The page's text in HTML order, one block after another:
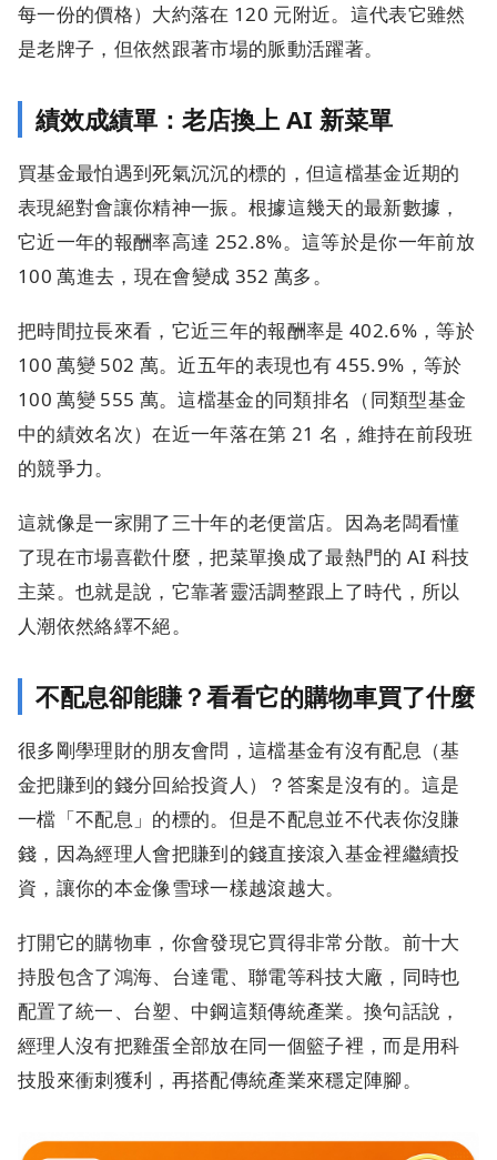
每一份的價格）大約落在 120 元附近。這代表它雖然
是老牌子，但依然跟著市場的脈動活躍著。
績效成績單：老店換上 AI 新菜單
買基金最怕遇到死氣沉沉的標的，但這檔基金近期的
表現絕對會讓你精神一振。根據這幾天的最新數據，
它近一年的報酬率高達 252.8%。這等於是你一年前放
100 萬進去，現在會變成 352 萬多。
把時間拉長來看，它近三年的報酬率是 402.6%，等於
100 萬變 502 萬。近五年的表現也有 455.9%，等於
100 萬變 555 萬。這檔基金的同類排名（同類型基金
中的績效名次）在近一年落在第 21 名，維持在前段班
的競爭力。
這就像是一家開了三十年的老便當店。因為老闆看懂
了現在市場喜歡什麼，把菜單換成了最熱門的 AI 科技
主菜。也就是說，它靠著靈活調整跟上了時代，所以
人潮依然絡繹不絕。
不配息卻能賺？看看它的購物車買了什麼
很多剛學理財的朋友會問，這檔基金有沒有配息（基
金把賺到的錢分回給投資人）？答案是沒有的。這是
一檔「不配息」的標的。但是不配息並不代表你沒賺
錢，因為經理人會把賺到的錢直接滾入基金裡繼續投
資，讓你的本金像雪球一樣越滾越大。
打開它的購物車，你會發現它買得非常分散。前十大
持股包含了鴻海、台達電、聯電等科技大廠，同時也
配置了統一、台塑、中鋼這類傳統產業。換句話說，
經理人沒有把雞蛋全部放在同一個籃子裡，而是用科
技股來衝刺獲利，再搭配傳統產業來穩定陣腳。